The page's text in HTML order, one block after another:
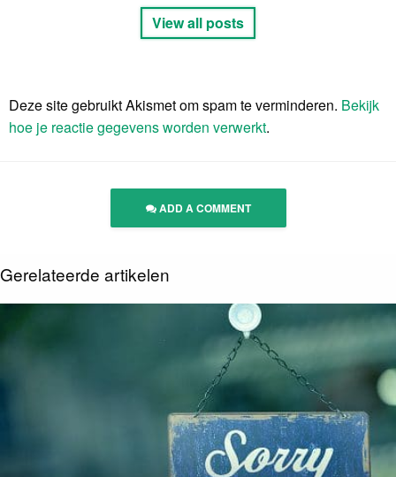
View all posts
Deze site gebruikt Akismet om spam te verminderen. Bekijk
hoe je reactie gegevens worden verwerkt.
ADD A COMMENT
Gerelateerde artikelen